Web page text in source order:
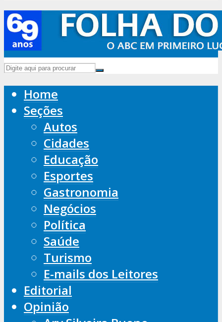
Home
Seções
Autos
Cidades
Educação
Esportes
Gastronomia
Negócios
Política
Saúde
Turismo
E-mails dos Leitores
Editorial
Opinião